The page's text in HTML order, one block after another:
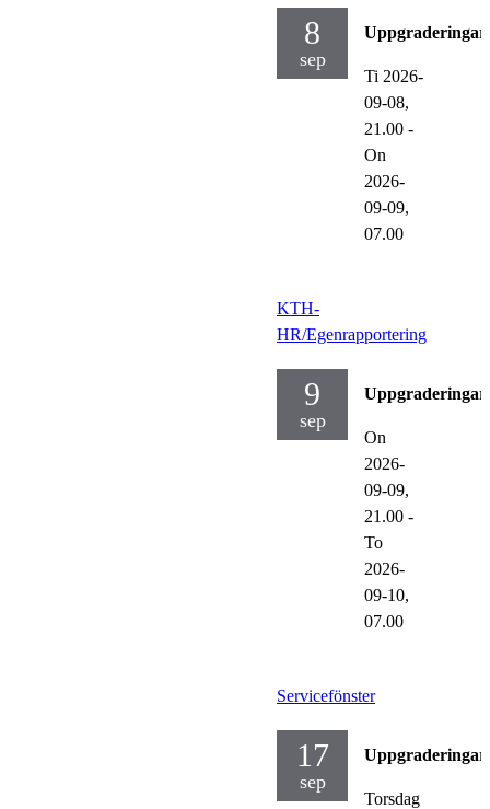
8
sep
Uppgraderingar
Ti 2026-
09-08,
21.00 -
On
2026-
09-09,
07.00
KTH-
HR/Egenrapportering
9
sep
Uppgraderingar
On
2026-
09-09,
21.00 -
To
2026-
09-10,
07.00
Servicefönster
17
sep
Uppgraderingar
Torsdag